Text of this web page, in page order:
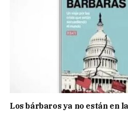
Los bárbaros ya no están en